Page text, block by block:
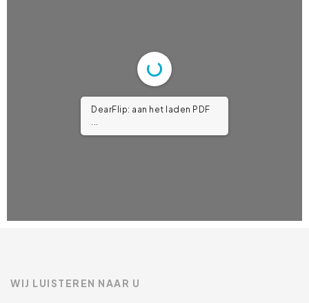
DearFlip: aan het laden PDF
...
WIJ LUISTEREN NAAR U